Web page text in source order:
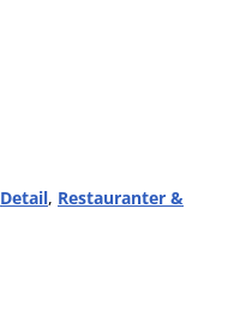
Detail, Restauranter &